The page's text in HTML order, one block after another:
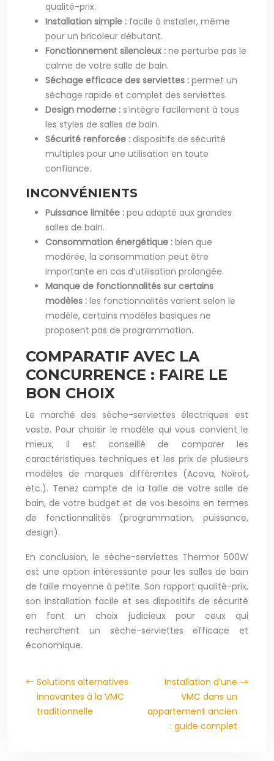
qualité-prix.
Installation simple : facile à installer, même
pour un bricoleur débutant.
Fonctionnement silencieux : ne perturbe pas le
calme de votre salle de bain.
Séchage efficace des serviettes : permet un
séchage rapide et complet des serviettes.
Design moderne : s’intègre facilement à tous
les styles de salles de bain.
Sécurité renforcée : dispositifs de sécurité
multiples pour une utilisation en toute
confiance.
INCONVÉNIENTS
Puissance limitée : peu adapté aux grandes
salles de bain.
Consommation énergétique : bien que
modérée, la consommation peut être
importante en cas d’utilisation prolongée.
Manque de fonctionnalités sur certains
modèles : les fonctionnalités varient selon le
modèle, certains modèles basiques ne
proposent pas de programmation.
COMPARATIF AVEC LA
CONCURRENCE : FAIRE LE
BON CHOIX
Le marché des sèche-serviettes électriques est
vaste. Pour choisir le modèle qui vous convient le
mieux, il est conseillé de comparer les
caractéristiques techniques et les prix de plusieurs
modèles de marques différentes (Acova, Noirot,
etc.). Tenez compte de la taille de votre salle de
bain, de votre budget et de vos besoins en termes
de fonctionnalités (programmation, puissance,
design).
En conclusion, le sèche-serviettes Thermor 500W
est une option intéressante pour les salles de bain
de taille moyenne à petite. Son rapport qualité-prix,
son installation facile et ses dispositifs de sécurité
en font un choix judicieux pour ceux qui
recherchent un sèche-serviettes efficace et
économique.
Solutions alternatives
innovantes à la VMC
traditionnelle
Installation d’une
VMC dans un
appartement ancien
: guide complet